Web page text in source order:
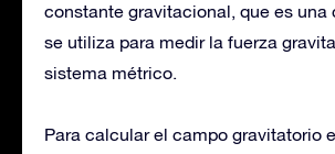
constante gravitacional, que es una
se utiliza para medir la fuerza
sistema métrico.
Para calcular el campo gravitatorio